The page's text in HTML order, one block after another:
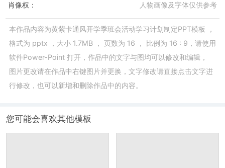
肖像权： 人物画像及字体仅供参考
本作品内容为黄紫卡通风开学季班会活动学习计划制定PPT模板
，
格式为 pptx ，大小 1.7MB， 页数为 16 ， 比例为 16 : 9 ，请使用
软件Power-Point 打开，作品中的文字与图均可以修改和编辑，
图片更改请在作品中右键图片并更换，文字修改请直接点击文字进
行修改，也可以新增和删除作品中的内容。
您可能会喜欢其他模板